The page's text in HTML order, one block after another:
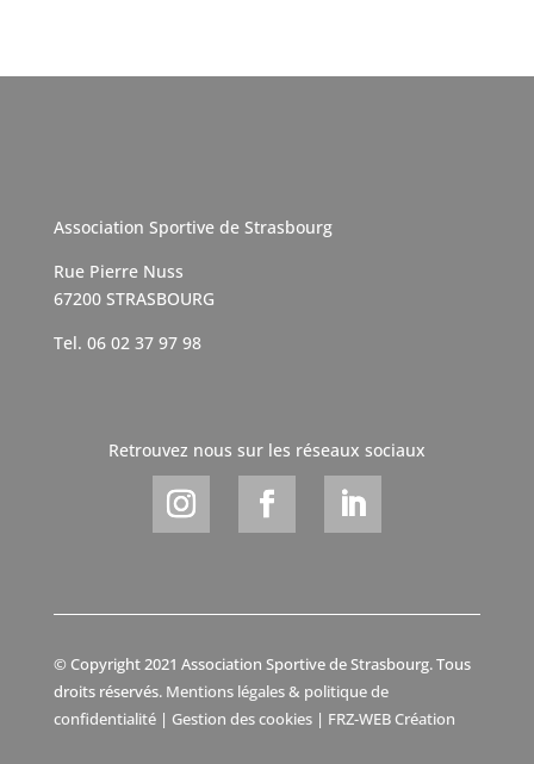
Association Sportive de Strasbourg
Rue Pierre Nuss
67200 STRASBOURG
Tel. 06 02 37 97 98
Retrouvez nous sur les réseaux sociaux
© Copyright 2021 Association Sportive de Strasbourg. Tous
droits réservés. Mentions légales & politique de
confidentialité| Gestion des cookies| FRZ-WEB Création